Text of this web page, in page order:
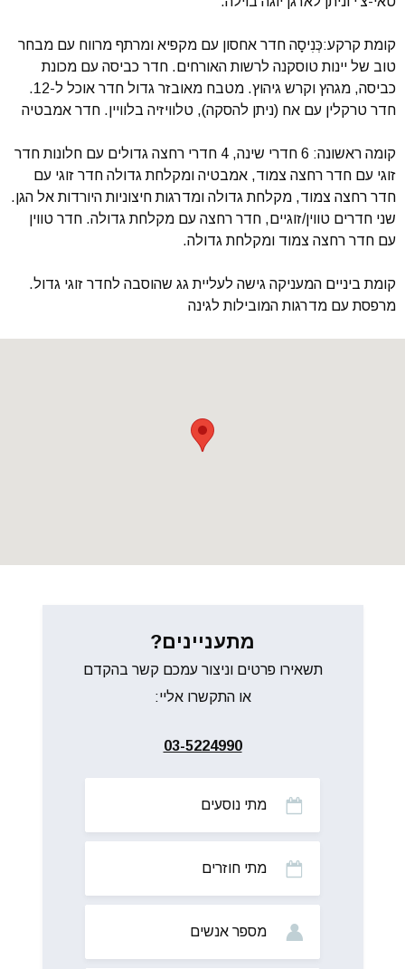
קומת קרקע:כְּנִיסָה חדר אחסון עם מקפיא ומרתף מרווח עם מבחר
טוב של יינות טוסקנה לרשות האורחים. חדר כביסה עם מכונת
כביסה, מגהץ וקרש גיהוץ. מטבח מאובזר גדול חדר אוכל ל-12.
חדר טרקלין עם אח (ניתן להסקה), טלוויזיה בלוויין. חדר אמבטיה
קומה ראשונה: 6 חדרי שינה, 4 חדרי רחצה גדולים עם חלונות חדר
זוגי עם חדר רחצה צמוד, אמבטיה ומקלחת גדולה חדר זוגי עם
חדר רחצה צמוד, מקלחת גדולה ומדרגות חיצוניות היורדות אל הגן.
שני חדרים טווין/זוגיים, חדר רחצה עם מקלחת גדולה. חדר טווין
עם חדר רחצה צמוד ומקלחת גדולה.
קומת ביניים המעניקה גישה לעליית גג שהוסבה לחדר זוגי גדול.
מרפסת עם מדרגות המובילות לגינה
מתעניינים?
תשאירו פרטים וניצור עמכם קשר בהקדם
או התקשרו אליי:
03-5224990
אנשים